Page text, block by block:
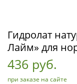
Гидролат
Лайм» для
436 руб.
при заказе на сайте